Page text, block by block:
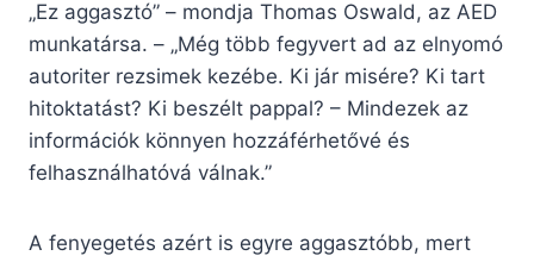
„Ez aggasztó” – mondja Thomas Oswald, az AED
munkatársa. – „Még több fegyvert ad az elnyomó
autoriter rezsimek kezébe. Ki jár misére? Ki tart
hitoktatást? Ki beszélt pappal? – Mindezek az
információk könnyen hozzáférhetővé és
felhasználhatóvá válnak.”
A fenyegetés azért is egyre aggasztóbb, mert